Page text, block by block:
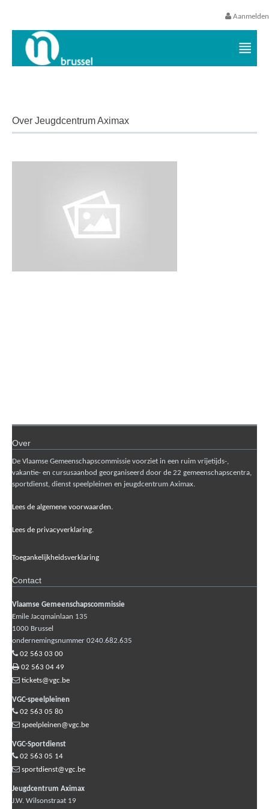
Aanmelden
Over Jeugdcentrum Aximax
Over
De Vlaamse Gemeenschapscommissie voorziet in een ruim vrijetijds-,
vakantie- en cursusaanbod georganiseerd door de 22 gemeenschapscentra,
sportdienst, dienst speelpleinen en jeugdcentrum Aximax.
Lees de algemene voorwaarden.
Lees de privacyverklaring.
Toegankelijkheidsverklaring
Contact
Vlaamse Gemeenschapscommissie
Emile Jacqmainlaan 135
1000 Brussel
ondernemingsnummer 0240.682.635
02 563 03 00
02 563 04 49
tickets@vgc.be
VGC-speelpleinen
02 563 05 80
speelpleinen@vgc.be
VGC-Sportdienst
02 563 05 14
sportdienst@vgc.be
Jeugdcentrum Aximax
J.W. Wilsonstraat 19